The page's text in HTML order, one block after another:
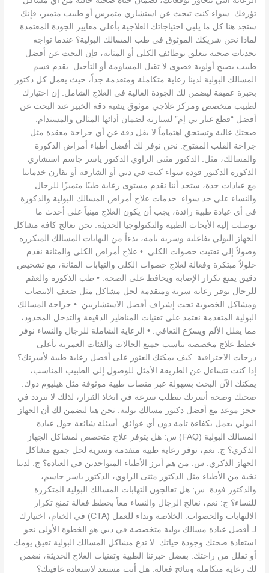
تؤرقك. سواء كنت تبحث عن استشاري متمرس أو طبيب متميز، فإنك
ستجد هنا كل ما يلبي احتياجاتك العلاجية بأعلى معايير الجودة المعتمدة.
لماذا نحن شريكك الموثوق في طب المسالك البولية؟ عندما تواجه
تحديات صحية تتعلق بوظائف الكلى أو المثانة، فإن البحث عن أفضل
طبيب يصبح أولوية قصوى لا تقبل المساومة أو التأجيل. يقدم قسم
المسالك البولية لدينا رعاية متكاملة ومتقدمة جداً، حيث يعمل كل دكتور
بخبرة عميقة ليضمن لك الجودة العالية في العلاج الشامل. إن اختيارك
لطبيب متخصص ومركز علاجي موثوق يشبه دقة الخبير عند البحث عن
أفضل “قطع غيار بي إم” لسيارته لضمان أدائها المثالي والمستدام.
صحتك غالية وتستحق اهتماماً لا يقل دقة عن أي جراحة معقدة مثل
جراحة القلب المفتوح. نحن نوفر لك أفضل أطباء أمراض الذكورة
والمسالك، مثل: الدكتور مثنى الراوي الدكتور ياسر جاسم استشاري
الذكورة الدكتور فودة سواء كنت في دبي أو الشارقة أو تقارن خدماتنا
مع عيادات جدة، ستجد أننا نقدم مستوى رعاية طبيًا متميزًا للرجال
والنساء على حد سواء. خدمات علاج أمراض المسالك البولية والذكورة
في أي عيادة طبية رائدة، يجب أن يكون العلاج مبنياً على أحدث ما
توصلت إليه الأبحاث الطبية والتكنولوجيا الحديثة. نحن نعالج كافة مشاكل
الجهاز البولي بفاعلية وسرية تامة، بدءاً من التهابات المسالك المتكررة
وصولاً إلى تفتيت حصوات الكلى. • علاج أمراض الكلى والمثانة نقدم
حلولاً مبتكرة وفعالة لعلاج حصوات الكلى والتهابات المثانة، مع تشخيص
دقيق يمنع تكرار الإصابة ويحافظ على الصحة. • طب الذكورة والعقم
للرجال نوفر رعاية سرية ومتقدمة لحل مشاكل مثل ضعف الانتصاب
ومشاكل الخصوبة تحت إشراف أفضل الاستشاريين. • جراحة المسالك
البولية المتقدمة نعتمد على تقنيات المناظير الدقيقة والتدخل المحدود،
مما يقلل الألم ويسرّع التعافي. • الرعاية الشاملة للرجال والنساء نوفر
خطط علاج مخصصة تناسب جميع الحالات والفئات العمرية بأعلى
درجات الاحترافية. كيف يمكنك العثور على أفضل رعاية طبية لأسرتك؟
إذا كنت تتساءل عن الطريقة الأمثل للوصول إلى الطبيب المناسب،
يمكنك الآن البحث بسهولة عبر منصات طبية موثوقة مثل هيليوم دوك.
صحتك وصحة أسرتك تتطلب سرعة في اتخاذ القرار، لذلك لا تتردد في
حجز موعد مع أفضل دكتور مسالك بولية. نحن هنا لنضمن لك أن الجهاز
البولي يعمل بكفاءة تامة دون أي عوائق. أسئلة شائعة حول عيادة
المسالك البولية (FAQ) س: هل يتوفر علاج متخصص لمشاكل الجهاز
الذكري؟ ج: نعم، نوفر رعاية طبية متقدمة وسرية لحل جميع مشاكل
الجهاز الذكري. س: من هم أبرز الأطباء المتواجدين في العيادة؟ ج: لدينا
نخبة من الأطباء مثل الدكتور مثنى الراوي، الدكتور ياسر جاسم،
والدكتور فودة. س: هل تعالجون التهابات المسالك البولية المتكررة
للنساء؟ ج: نعم، نعالج الرجال والنساء معاً بخطط فعالة تمنع تكرار
الالتهابات والحصوات. الخلاصة ونداء للعمل (CTA) في الختام، اختيارك
لـ أفضل عيادة مسالك بولية متخصصة في دبي هو الخطوة الأولى نحو
استعادة صحتك وجودة حياتك. لا تدع مشاكل المسالك البولية تعيق يومك
أو تقلل من راحتك. بفضل خبرتنا الطبية وتقنيات العلاج الحديثة، نضمن
لك رعاية متكاملة ونتائج فعالة. هل أنت مستعد لاستعادة عافيتك؟